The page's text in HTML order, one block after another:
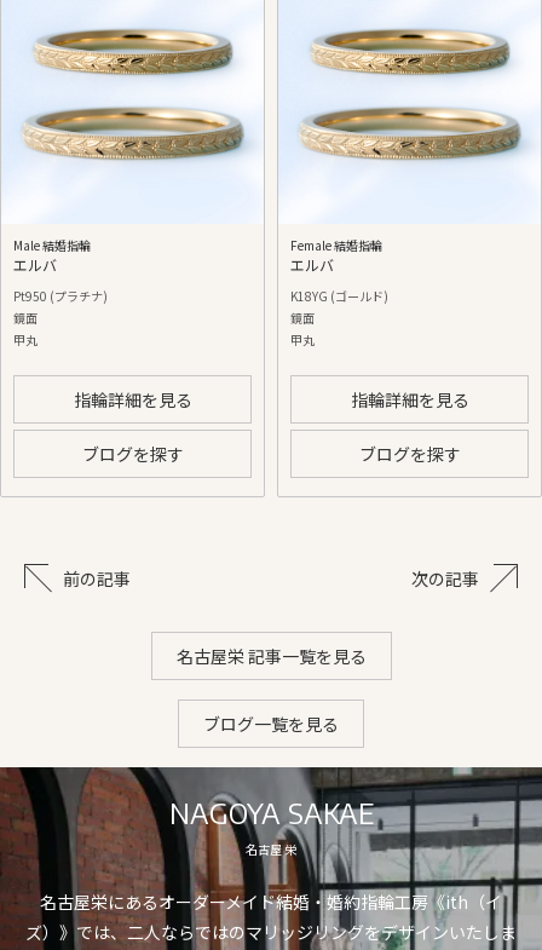
Male 結婚指輪
エルバ
Pt950 (プラチナ)
鏡面
甲丸
指輪詳細を見る
ブログを探す
Female 結婚指輪
エルバ
K18YG (ゴールド)
鏡面
甲丸
指輪詳細を見る
ブログを探す
前の記事 次の記事
名古屋栄 記事一覧を見る
ブログ一覧を見る
NAGOYA SAKAE
名古屋 栄
名古屋栄にあるオーダーメイド結婚・婚約指輪工房《ith（イ
ズ）》では、二人ならではのマリッジリングをデザインいたしま